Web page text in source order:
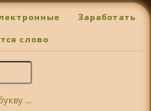
Заработать
слово
...